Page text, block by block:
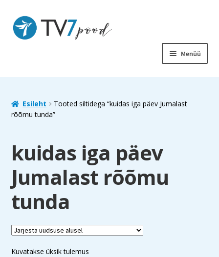
Liigu
navigeerimisele
Liigu
sisu
juurde
Menüü
RAAMATUD
SOODUS
MUUD TOOTED
Esileht
Tooted siltidega “kuidas iga päev Jumalast
rõõmu tunda”
kuidas iga päev
Jumalast rõõmu
tunda
Kuvatakse üksik tulemus